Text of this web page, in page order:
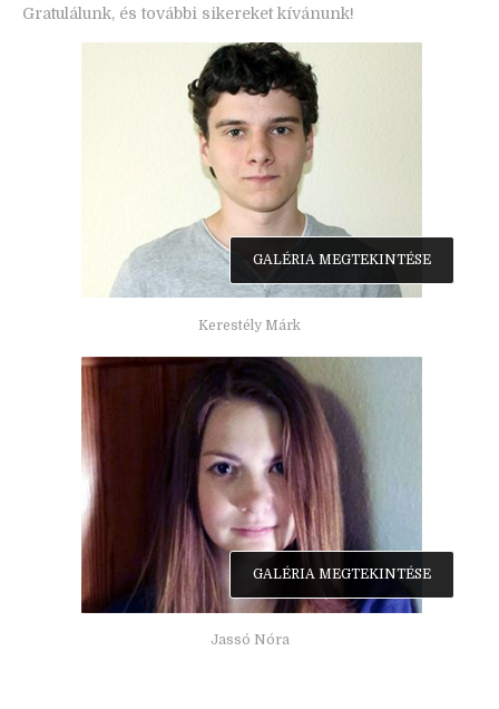
Gratulálunk, és további sikereket kívánunk!
Kerestély Márk
GALÉRIA MEGTEKINTÉSE
Jassó Nóra
GALÉRIA MEGTEKINTÉSE